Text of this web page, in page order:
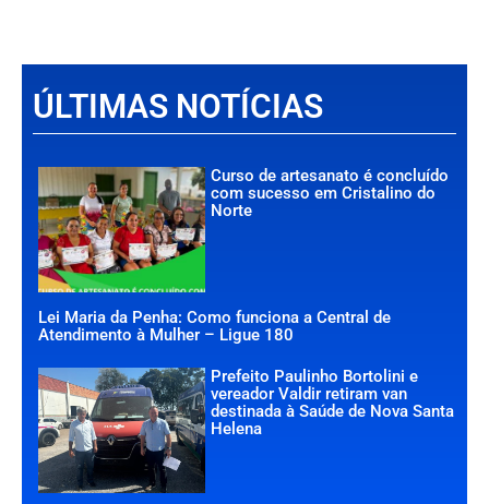
ÚLTIMAS NOTÍCIAS
Curso de artesanato é concluído
com sucesso em Cristalino do
Norte
Lei Maria da Penha: Como funciona a Central de
Atendimento à Mulher – Ligue 180
Prefeito Paulinho Bortolini e
vereador Valdir retiram van
destinada à Saúde de Nova Santa
Helena